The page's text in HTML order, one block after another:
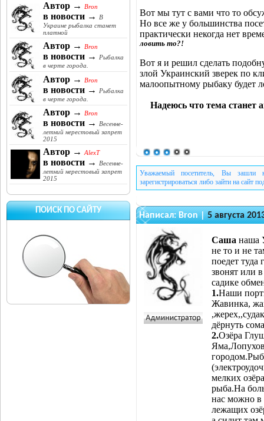
Автор → Bron
в новости →
В
Украине рыбалка станет
платной
Автор → Bron
в новости →
Рыбалка
в черте города.
Автор → Bron
в новости →
Рыбалка
в черте города.
Автор → Bron
в новости →
Весенне-
летний нерестовый запрет
2015
Автор → AlexT
в новости →
Весенне-
летний нерестовый запрет
2015
ПОИСК ПО САЙТУ
Вот мы тут с вами что то
Но все же у большинства
практически некогда нет
ловить то?!
Вот я и решил сделать
злой Украинский зверек по
малоопытному рыбаку будет
Надеюсь что тема станет
Уважаемый посетитель, Вы зашли
зарегистрироваться либо зайти на сайт
Написал:Bron|5 августа
Саша наша
не то и не
поедет туда
звонят или
садике
1.Наши
Жавинка,
дёрнуть
2.Озёра
мелких
рыба.На
нас можно в
лежащих